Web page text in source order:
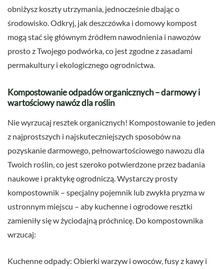
obniżysz koszty utrzymania, jednocześnie dbając o
środowisko. Odkryj, jak deszczówka i domowy kompost
mogą stać się głównym źródłem nawodnienia i nawozów
prosto z Twojego podwórka, co jest zgodne z zasadami
permakultury i ekologicznego ogrodnictwa.
Kompostowanie odpadów organicznych – darmowy i
wartościowy nawóz dla roślin
Nie wyrzucaj resztek organicznych! Kompostowanie to jeden
z najprostszych i najskuteczniejszych sposobów na
pozyskanie darmowego, pełnowartościowego nawozu dla
Twoich roślin, co jest szeroko potwierdzone przez badania
naukowe i praktykę ogrodniczą. Wystarczy prosty
kompostownik – specjalny pojemnik lub zwykła pryzma w
ustronnym miejscu – aby kuchenne i ogrodowe resztki
zamieniły się w życiodajną próchnicę. Do kompostownika
wrzucaj:
Kuchenne odpady: Obierki warzyw i owoców, fusy z kawy i